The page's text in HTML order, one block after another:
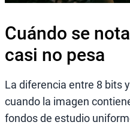
Cuándo se
casi no pesa
La diferencia entre 8 bits
cuando la imagen
fondos de estudio